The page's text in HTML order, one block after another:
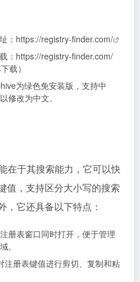
： https://registry-finder.com/
： https://registry-finder.com/
载）
为绿色免安装版，支持中
修改为中文。
在于其搜索能力，它可以快
值，支持区分大小写的搜索
，它还具备以下特点：
册表窗口同时打开，便于管理
。
注册表键值进行剪切、复制和粘